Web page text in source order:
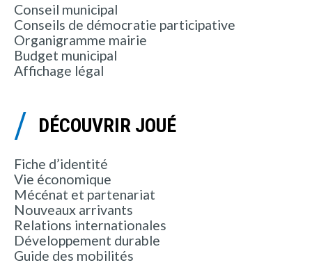
Conseil municipal
Conseils de démocratie participative
Organigramme mairie
Budget municipal
Affichage légal
DÉCOUVRIR JOUÉ
Fiche d’identité
Vie économique
Mécénat et partenariat
Nouveaux arrivants
Relations internationales
Développement durable
Guide des mobilités